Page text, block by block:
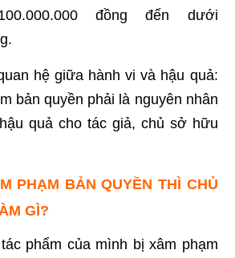
đồng đến dưới
hệ giữa hành vi và hậu quả:
bản quyền phải là nguyên nhân
quả cho tác giả, chủ sở hữu
PHẠM BẢN QUYỀN THÌ CHỦ
GÌ?
phẩm của mình bị xâm phạm